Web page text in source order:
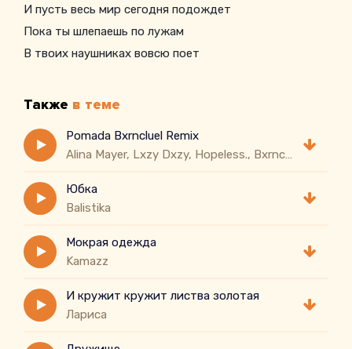
И пусть весь мир сегодня подождет
Пока ты шлепаешь по лужам
В твоих наушниках вовсю поет
Также в теме
Pomada Bxrncluel Remix
Alina Mayer, Lxzy Dxzy, Hopeless., Bxrncluel
Юбка
Balistika
Мокрая одежда
Kamazz
И кружит кружит листва золотая
Лариса